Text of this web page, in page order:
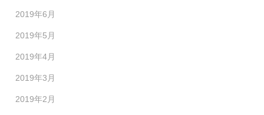
2019年6月
2019年5月
2019年4月
2019年3月
2019年2月